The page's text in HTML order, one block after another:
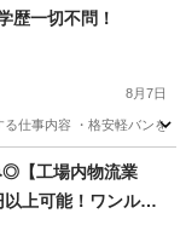
歴一切不問！
8月7日
仕事内容 ・格安軽バン
◎【工場内物流業
上可能！ワンルー